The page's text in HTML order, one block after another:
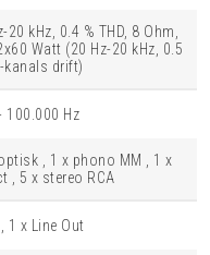
kHz, 0.4 % THD, 8 Ohm,
Watt (20 Hz-20 kHz, 0.5
kanals drift)
100.000 Hz
, 1 x phono MM , 1 x
, 5 x stereo RCA
1 x Line Out